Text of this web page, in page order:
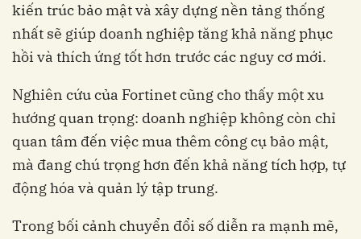
kiến trúc bảo mật và xây dựng nền tảng thống
nhất sẽ giúp doanh nghiệp tăng khả năng phục
hồi và thích ứng tốt hơn trước các nguy cơ mới.
Nghiên cứu của Fortinet cũng cho thấy một xu
hướng quan trọng: doanh nghiệp không còn chỉ
quan tâm đến việc mua thêm công cụ bảo mật,
mà đang chú trọng hơn đến khả năng tích hợp, tự
động hóa và quản lý tập trung.
Trong bối cảnh chuyển đổi số diễn ra mạnh mẽ,